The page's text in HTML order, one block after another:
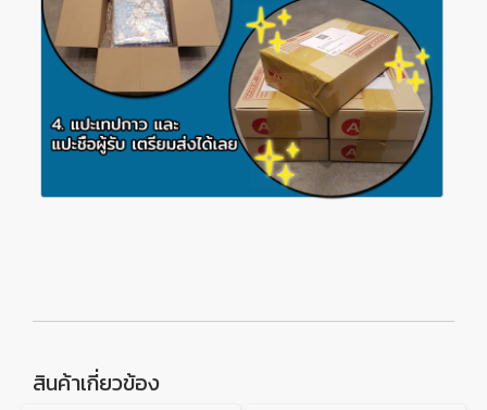
สินค้าเกี่ยวข้อง